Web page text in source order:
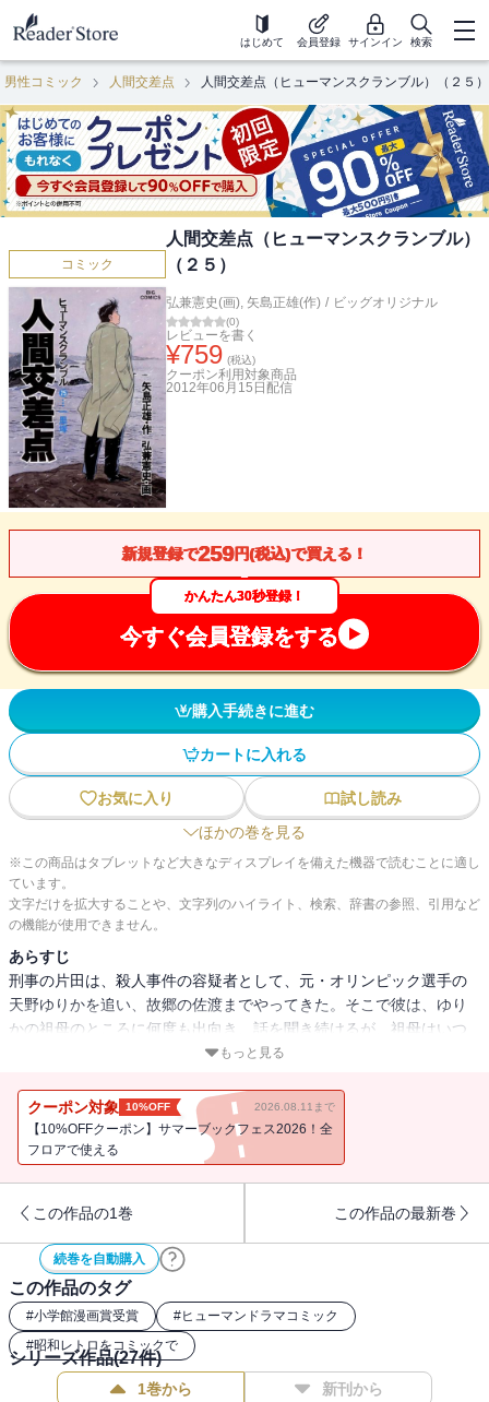
はじめて 会員登録 サインイン 検索
男性コミック 人間交差点 人間交差点（ヒューマンスクランブル）（２５）
コミック
人間交差点（ヒューマンスクランブル）
（２５）
弘兼憲史(画), 矢島正雄(作) / ビッグオリジナル
(0)
レビューを書く
¥759 (税込)
クーポン利用対象商品
2012年06月15日 配信
新規登録で259円(税込)で買える！
かんたん30秒登録！
今すぐ会員登録をする
購入手続きに進む
カートに入れる
お気に入り
試し読み
ほかの巻を見る
※この商品はタブレットなど大きなディスプレイを備えた機器で読むことに適し
ています。
文字だけを拡大することや、文字列のハイライト、検索、辞書の参照、引用など
の機能が使用できません。
あらすじ
刑事の片田は、殺人事件の容疑者として、元・オリンピック選手の
天野ゆりかを追い、故郷の佐渡までやってきた。そこで彼は、ゆり
かの祖母のところに何度も出向き、話を聞き続けるが、祖母はいつ
も400年前の武将の話をするばかりなのだった・・・
もっと見る
クーポン対象 10%OFF 2026.08.11まで
【10%OFFクーポン】サマーブックフェス2026！全
フロアで使える
この作品の1巻 この作品の最新巻
続巻を自動購入
この作品のタグ
#小学館漫画賞受賞 #ヒューマンドラマコミック
#昭和レトロをコミックで
シリーズ作品(27件)
1巻から 新刊から